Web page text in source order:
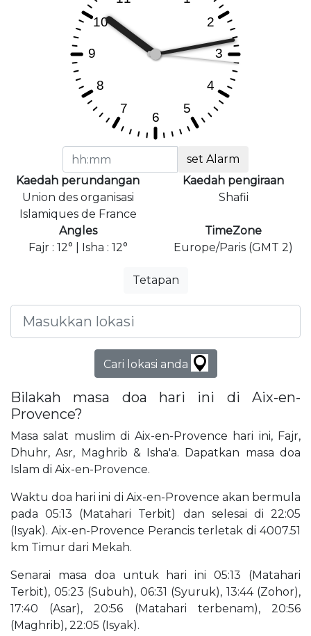
set Alarm
Kaedah perundangan
Union des organisasi
Islamiques de France
Kaedah pengiraan
Shafii
Angles
Fajr : 12° | Isha : 12°
TimeZone
Europe/Paris (GMT 2)
Tetapan
Cari lokasi anda
Bilakah masa doa hari ini di Aix-en-
Provence?
Masa salat muslim di Aix-en-Provence hari ini, Fajr,
Dhuhr, Asr, Maghrib & Isha'a. Dapatkan masa doa
Islam di Aix-en-Provence.
Waktu doa hari ini di Aix-en-Provence akan bermula
pada 05:13 (Matahari Terbit) dan selesai di 22:05
(Isyak). Aix-en-Provence Perancis terletak di 4007.51
km Timur dari Mekah.
Senarai masa doa untuk hari ini 05:13 (Matahari
Terbit), 05:23 (Subuh), 06:31 (Syuruk), 13:44 (Zohor),
17:40 (Asar), 20:56 (Matahari terbenam), 20:56
(Maghrib), 22:05 (Isyak).